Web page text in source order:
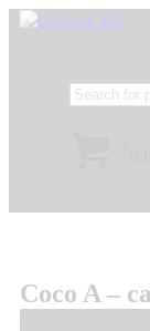
Coco A –